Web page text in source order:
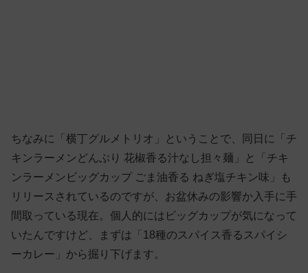
ちなみに「横丁グルメトリオ」ということで、同日に「チ
キンラーメンどんぶり 花椒香る汁なし担々麺」と「チキ
ンラーメンビッグカップ ごま油香る ねぎ塩チキン味」も
リリースされているのですが、お盆休みの影響か入手に手
間取っている現在。個人的にはビッグカップが気になって
いたんですけど、まずは「18種のスパイス香るスパイシ
ーカレー」から掘り下げます。